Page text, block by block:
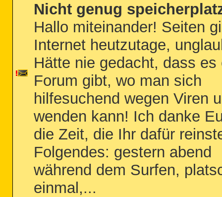
Nicht genug
Hallo miteinander! Seiten
Internet heutzutage,
Hätte nie gedacht, dass es
Forum gibt, wo man sich
hilfesuchend wegen Viren
wenden kann! Ich danke
die Zeit, die Ihr dafür
Folgendes: gestern abend
während dem Surfen,
einmal,...